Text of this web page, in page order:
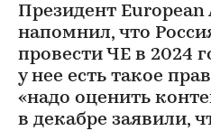
Президент European
напомнил, что
провести ЧЕ в 2024
у нее есть такое
«надо оценить
в декабре заявили,